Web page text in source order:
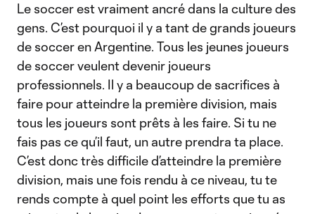
Le soccer est vraiment ancré dans la culture des
gens. C’est pourquoi il y a tant de grands joueurs
de soccer en Argentine. Tous les jeunes joueurs
de soccer veulent devenir joueurs
professionnels. Il y a beaucoup de sacrifices à
faire pour atteindre la première division, mais
tous les joueurs sont prêts à les faire. Si tu ne
fais pas ce qu’il faut, un autre prendra ta place.
C’est donc très difficile d’atteindre la première
division, mais une fois rendu à ce niveau, tu te
rends compte à quel point les efforts que tu as